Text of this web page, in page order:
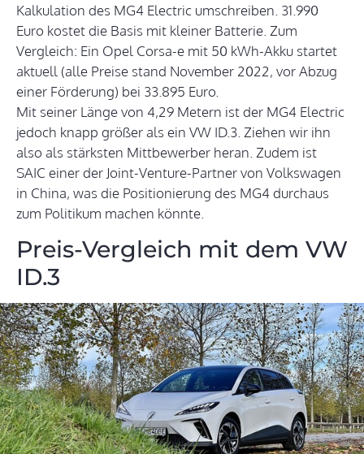
Kalkulation des MG4 Electric umschreiben. 31.990
Euro kostet die Basis mit kleiner Batterie. Zum
Vergleich: Ein Opel Corsa-e mit 50 kWh-Akku startet
aktuell (alle Preise stand November 2022, vor Abzug
einer Förderung) bei 33.895 Euro.
Mit seiner Länge von 4,29 Metern ist der MG4 Electric
jedoch knapp größer als ein VW ID.3. Ziehen wir ihn
also als stärksten Mittbewerber heran. Zudem ist
SAIC einer der Joint-Venture-Partner von Volkswagen
in China, was die Positionierung des MG4 durchaus
zum Politikum machen könnte.
Preis-Vergleich mit dem VW
ID.3